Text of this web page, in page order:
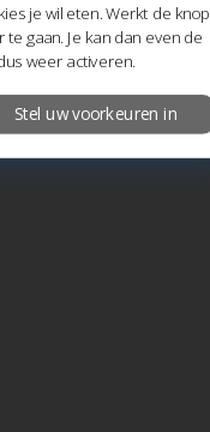
je wil eten. Werkt de knop
gaan. Je kan dan even de
weer activeren.
Stel uw voorkeuren in